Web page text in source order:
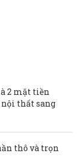
2 mặt tiền
thất sang
thô và trọn